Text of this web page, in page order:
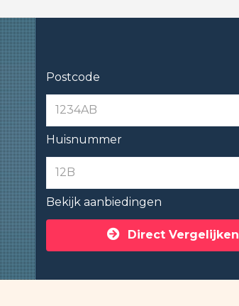
Postcode
Huisnummer
Bekijk aanbiedingen
Direct Vergelijken